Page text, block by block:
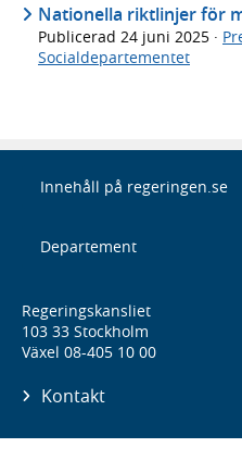
Nationella riktlinjer för
Publicerad 24 juni 2025 ·
Socialdepartementet
Innehåll på regeringen.se
Departement
Regeringskansliet
103 33 Stockholm
Växel 08-405 10 00
Kontakt